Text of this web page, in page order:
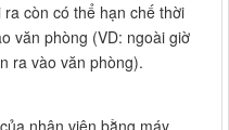
còn có thể hạn chế thời
văn phòng (VD: ngoài giờ
ra vào văn phòng).